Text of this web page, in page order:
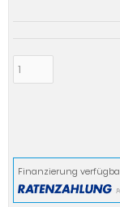
Finanzierung